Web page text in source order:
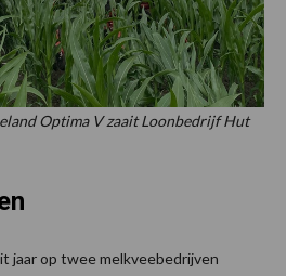
Optima V zaait Loonbedrijf Hut
jaar op twee melkveebedrijven